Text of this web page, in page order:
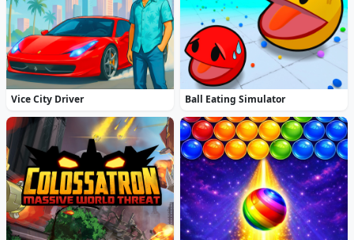
Vice City Driver Ball Eating Simulator